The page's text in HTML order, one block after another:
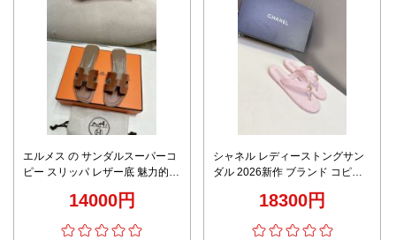
エルメス の サンダルスーパーコ
ピー スリッパ レザー底 魅力的な
14000円
シャネル レディーストングサン
ダル 2026新作 ブランド コピー
上質感仕上げ 安心日本倉庫発送
18300円